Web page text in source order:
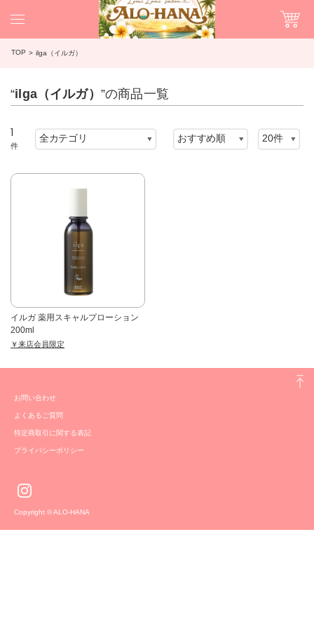
TOP ilga（イルガ）
“ilga（イルガ） ”の商品一覧
1
件
イルガ 薬用スキャルプローション
200ml
￥来店会員限定
お問い合わせ
よくあるご質問
特定商取引に関する表記
プライバシーポリシー
Copyright © ALO-HANA